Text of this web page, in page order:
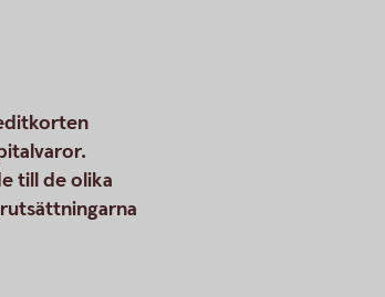
till de olika